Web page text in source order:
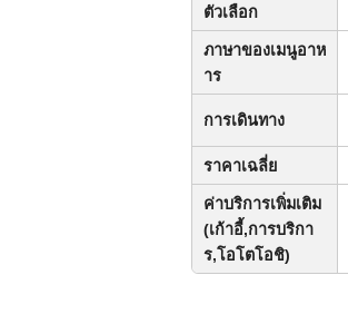
ตัวเลือก
ภาษาของเมนูอาห
าร
การเดินทาง
ราคาเฉลี่ย
ค่าบริการเพิ่มเติม
(เก้าอี้,การบริกา
ร,โอโตโอชิ)